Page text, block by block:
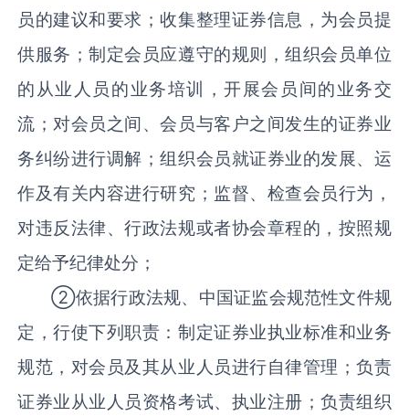
员的建议和要求；收集整理证券信息，为会员提
供服务；制定会员应遵守的规则，组织会员单位
的从业人员的业务培训，开展会员间的业务交
流；对会员之间、会员与客户之间发生的证券业
务纠纷进行调解；组织会员就证券业的发展、运
作及有关内容进行研究；监督、检查会员行为，
对违反法律、行政法规或者协会章程的，按照规
定给予纪律处分；
②依据行政法规、中国证监会规范性文件规
定，行使下列职责：制定证券业执业标准和业务
规范，对会员及其从业人员进行自律管理；负责
证券业从业人员资格考试、执业注册；负责组织